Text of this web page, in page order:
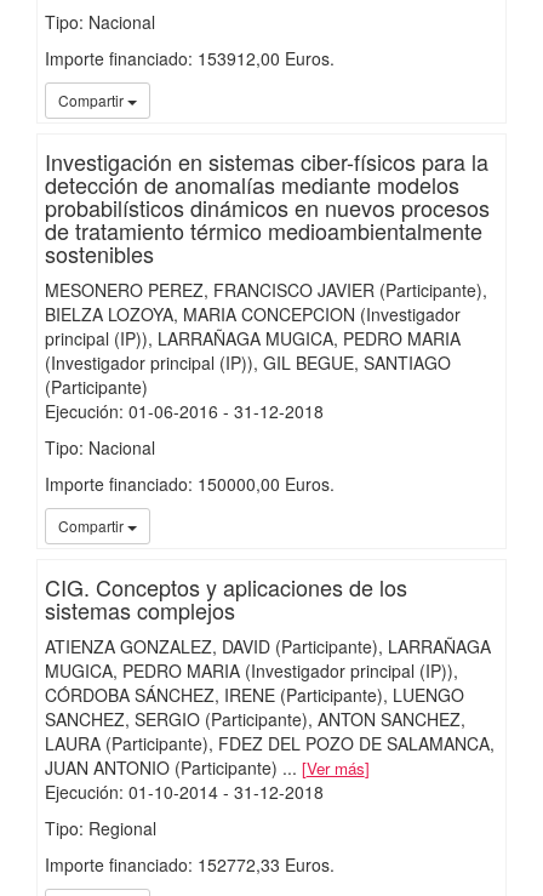
Tipo: Nacional
Importe financiado: 153912,00 Euros.
Compartir
Investigación en sistemas ciber-físicos para la
detección de anomalías mediante modelos
probabilísticos dinámicos en nuevos procesos
de tratamiento térmico medioambientalmente
sostenibles
MESONERO PEREZ, FRANCISCO JAVIER (Participante)
BIELZA LOZOYA, MARIA CONCEPCION (Investigador
principal (IP)) LARRAÑAGA MUGICA, PEDRO MARIA
(Investigador principal (IP)) GIL BEGUE, SANTIAGO
(Participante)
Ejecución: 01-06-2016 - 31-12-2018
Tipo: Nacional
Importe financiado: 150000,00 Euros.
Compartir
CIG. Conceptos y aplicaciones de los
sistemas complejos
ATIENZA GONZALEZ, DAVID (Participante) LARRAÑAGA
MUGICA, PEDRO MARIA (Investigador principal (IP))
CÓRDOBA SÁNCHEZ, IRENE (Participante) LUENGO
SANCHEZ, SERGIO (Participante) ANTON SANCHEZ,
LAURA (Participante) FDEZ DEL POZO DE SALAMANCA,
JUAN ANTONIO (Participante) ... Ver más
Ejecución: 01-10-2014 - 31-12-2018
Tipo: Regional
Importe financiado: 152772,33 Euros.